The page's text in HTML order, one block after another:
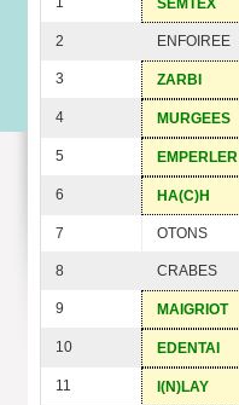
SEMTEX
2 ENFOIREE
3 ZARBI
4 MURGEES
5 EMPERLER
6 HA(C)H
7 OTONS
8 CRABES
9 MAIGRIOT
10 EDENTAI
11 I(N)LAY